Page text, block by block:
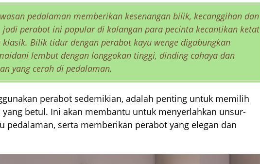
pedalaman memberikan kesenangan bilik, kecanggihan dan
jadi perabot ini popular di kalangan para pecinta kecantikan ketat
Bilik tidur dengan perabot kayu wenge digabungkan
lembut dengan longgokan tinggi, dinding cahaya dan
yang cerah di pedalaman.
perabot sedemikian, adalah penting untuk memilih
yang betul. Ini akan membantu untuk menyerlahkan unsur-
pedalaman, serta memberikan perabot yang elegan dan